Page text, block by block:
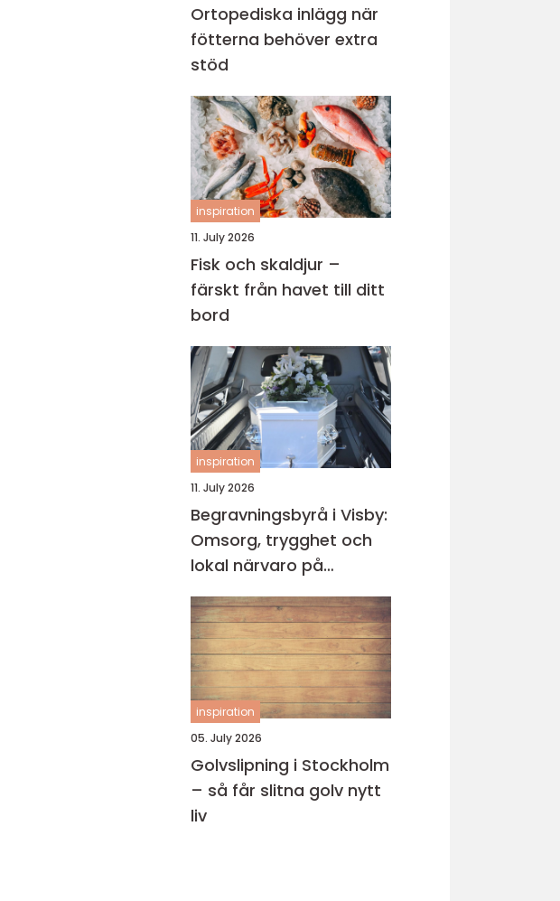
Ortopediska inlägg när
fötterna behöver extra
stöd
inspiration
11. July 2026
Fisk och skaldjur –
färskt från havet till ditt
bord
inspiration
11. July 2026
Begravningsbyrå i Visby:
Omsorg, trygghet och
lokal närvaro på
Gotland
inspiration
05. July 2026
Golvslipning i Stockholm
– så får slitna golv nytt
liv